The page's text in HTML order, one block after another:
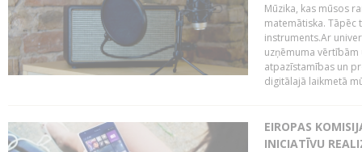
Mūzika, kas mūsos
matemātiska. Tāpēc
instruments.Ar
uzņēmuma
atpazīstamības un
digitālajā laikmetā
EIROPAS
INICIATĪVU